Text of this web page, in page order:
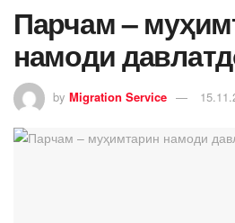
Парчам –
намоди
by Migration Service